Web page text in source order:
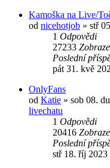
Kamoška na Live/
od nicehotjob » stř
1 Odpovědi
27233
Poslední
pát 31. kvě
OnlyFans
od Katie » sob 08.
livechatu
1 Odpovědi
20416
Poslední
stř 18. říj 2023